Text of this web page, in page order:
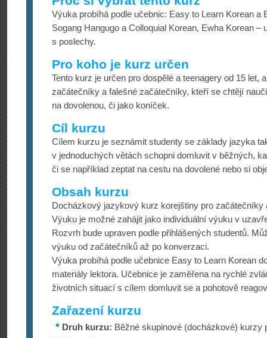
Výuka probíhá podle učebnic: Easy to Learn Korean a
Sogang Hangugo a Colloquial Korean, Ewha Korean –
s poslechy.
Pro koho je kurz určen
Tento kurz je určen pro dospělé a teenagery od 15 let,
začátečníky a falešné začátečníky, kteří se chtějí
na dovolenou, či jako koníček.
Cíl kurzu
Cílem kurzu je seznámit studenty se základy jazyka
v jednoduchých větách schopni domluvit v běžných,
či se například zeptat na cestu na dovolené nebo si
Obsah kurzu
Docházkový jazykový kurz korejštiny pro začátečníky
Výuku je možné zahájit jako individuální výuku v
Rozvrh bude upraven podle přihlášených studentů.
výuku od začátečníků až po konverzaci.
Výuka probíhá podle učebnice Easy to Learn Korean
materiály lektora. Učebnice je zaměřena na rychlé
životních situací s cílem domluvit se a pohotově
Zařazení kurzu
Druh kurzu: Běžné skupinové (docházkové) kurzy